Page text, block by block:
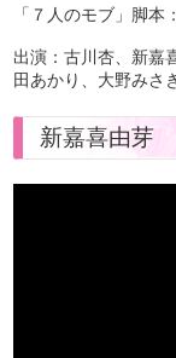
「７人のモブ」脚本
出演：古川杏、新嘉
田あかり、大野みさ
新嘉喜由芽